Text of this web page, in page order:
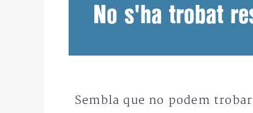
No s'ha trobat
Sembla que no podem